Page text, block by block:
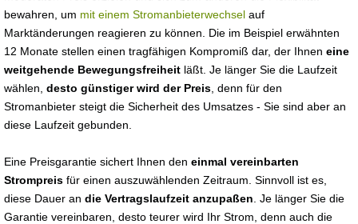
bewahren, um mit einem Stromanbieterwechsel auf
Marktänderungen reagieren zu können. Die im Beispiel erwähnten
12 Monate stellen einen tragfähigen Kompromiß dar, der Ihnen eine
weitgehende Bewegungsfreiheit läßt. Je länger Sie die Laufzeit
wählen, desto günstiger wird der Preis , denn für den
Stromanbieter steigt die Sicherheit des Umsatzes - Sie sind aber an
diese Laufzeit gebunden.
Eine Preisgarantie sichert Ihnen den einmal vereinbarten
Strompreis für einen auszuwählenden Zeitraum. Sinnvoll ist es,
diese Dauer an die Vertragslaufzeit anzupaßen . Je länger Sie die
Garantie vereinbaren, desto teurer wird Ihr Strom, denn auch die